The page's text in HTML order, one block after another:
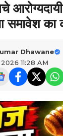
समावेश का
Dhawane
11:28 AM